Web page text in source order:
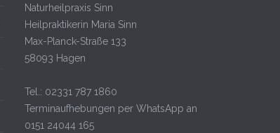
Naturheilpraxis Sinn
Heilpraktikerin Maria Sinn
Max-Planck-Straße 133
58093 Hagen
Tel.: 02331 787 1860
Terminaufhebungen per WhatsApp an
0151 24044 165